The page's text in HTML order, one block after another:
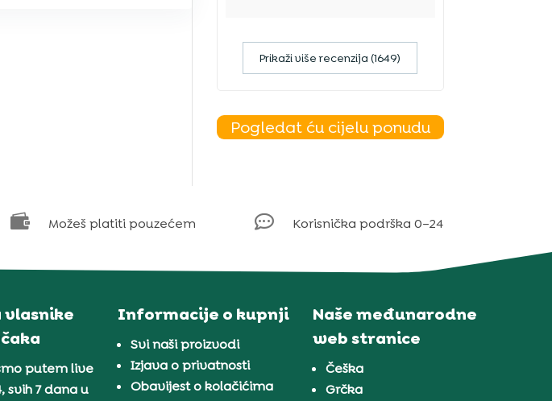
Prikaži više recenzija (1649)
Pogledat ću cijelu ponudu
 Možeš platiti pouzećem  Korisnička podrška 0–24
vlasnike
putem live
svih 7 dana u
Informacije o kupnji
Svi naši proizvodi
Izjava o privatnosti
Obavijest o kolačićima
Naše međunarodne
web stranice
Češka
Grčka